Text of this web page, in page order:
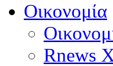
Οικονομία
Rnews